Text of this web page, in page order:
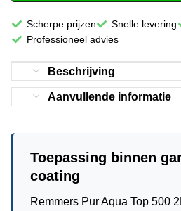
Scherpe prijzen Snelle levering
Professioneel advies
Beschrijving
Aanvullende informatie
Toepassing binnen
coating
Remmers Pur Aqua Top 500